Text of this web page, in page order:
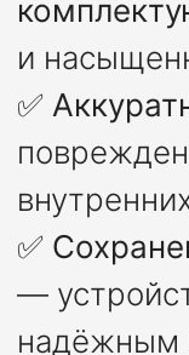
и
✅
✅
—
надёжным